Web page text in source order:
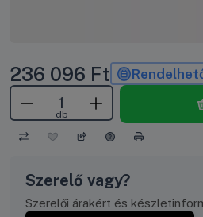
236 096 Ft
db
Szerelő vagy?
Szerelői árakért és